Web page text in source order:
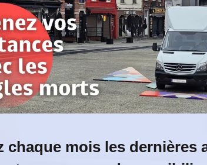
toujours sur la route
chaque mois les dernières